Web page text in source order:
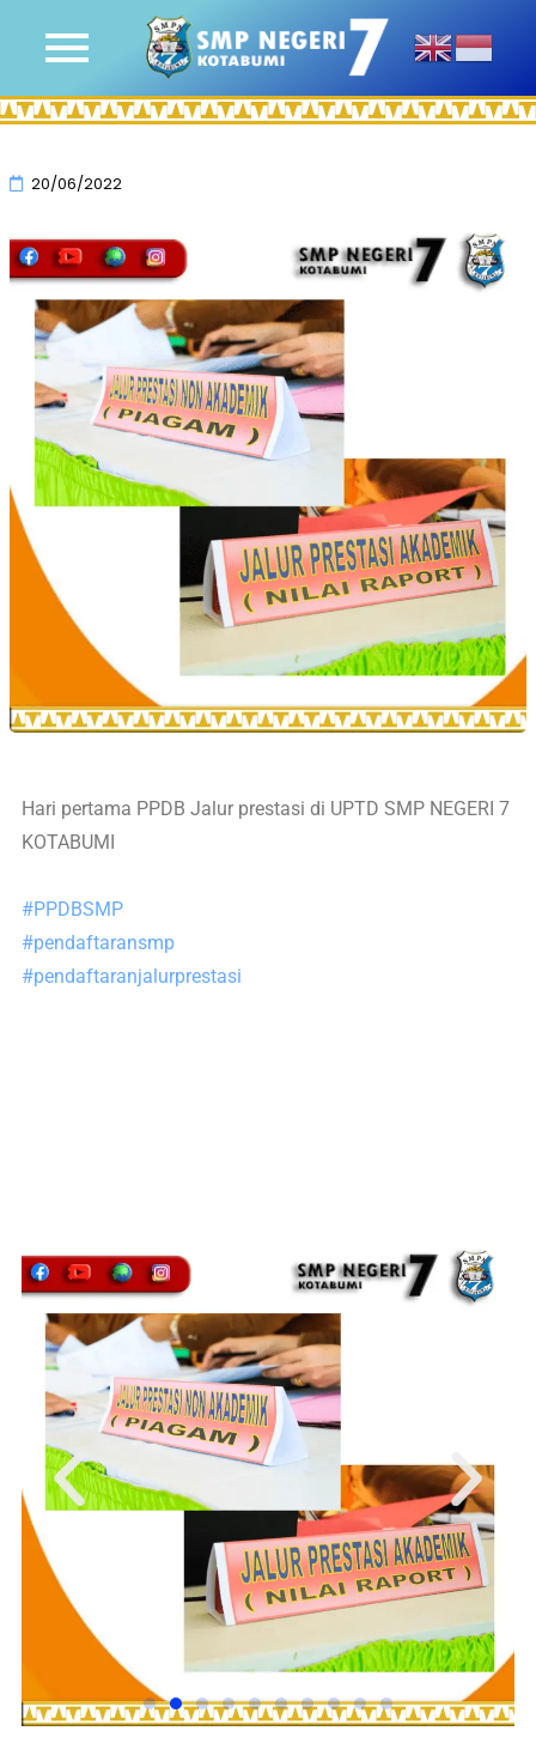
20/06/2022
Hari pertama PPDB Jalur prestasi di UPTD SMP NEGERI 7
KOTABUMI
#PPDBSMP
#pendaftaransmp
#pendaftaranjalurprestasi